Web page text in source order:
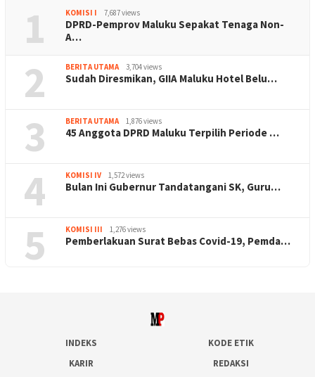
1 KOMISI I 7,687 views
DPRD-Pemprov Maluku Sepakat Tenaga Non-
A…
2 BERITA UTAMA 3,704 views
Sudah Diresmikan, GIIA Maluku Hotel Belu…
3 BERITA UTAMA 1,876 views
45 Anggota DPRD Maluku Terpilih Periode …
4 KOMISI IV 1,572 views
Bulan Ini Gubernur Tandatangani SK, Guru…
5 KOMISI III 1,276 views
Pemberlakuan Surat Bebas Covid-19, Pemda…
INDEKS
KODE ETIK
KARIR
REDAKSI